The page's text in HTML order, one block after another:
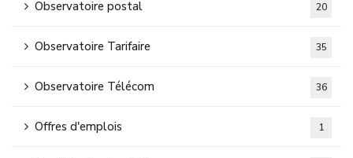
Observatoire postal 20
Observatoire Tarifaire 35
Observatoire Télécom 36
Offres d'emplois 1